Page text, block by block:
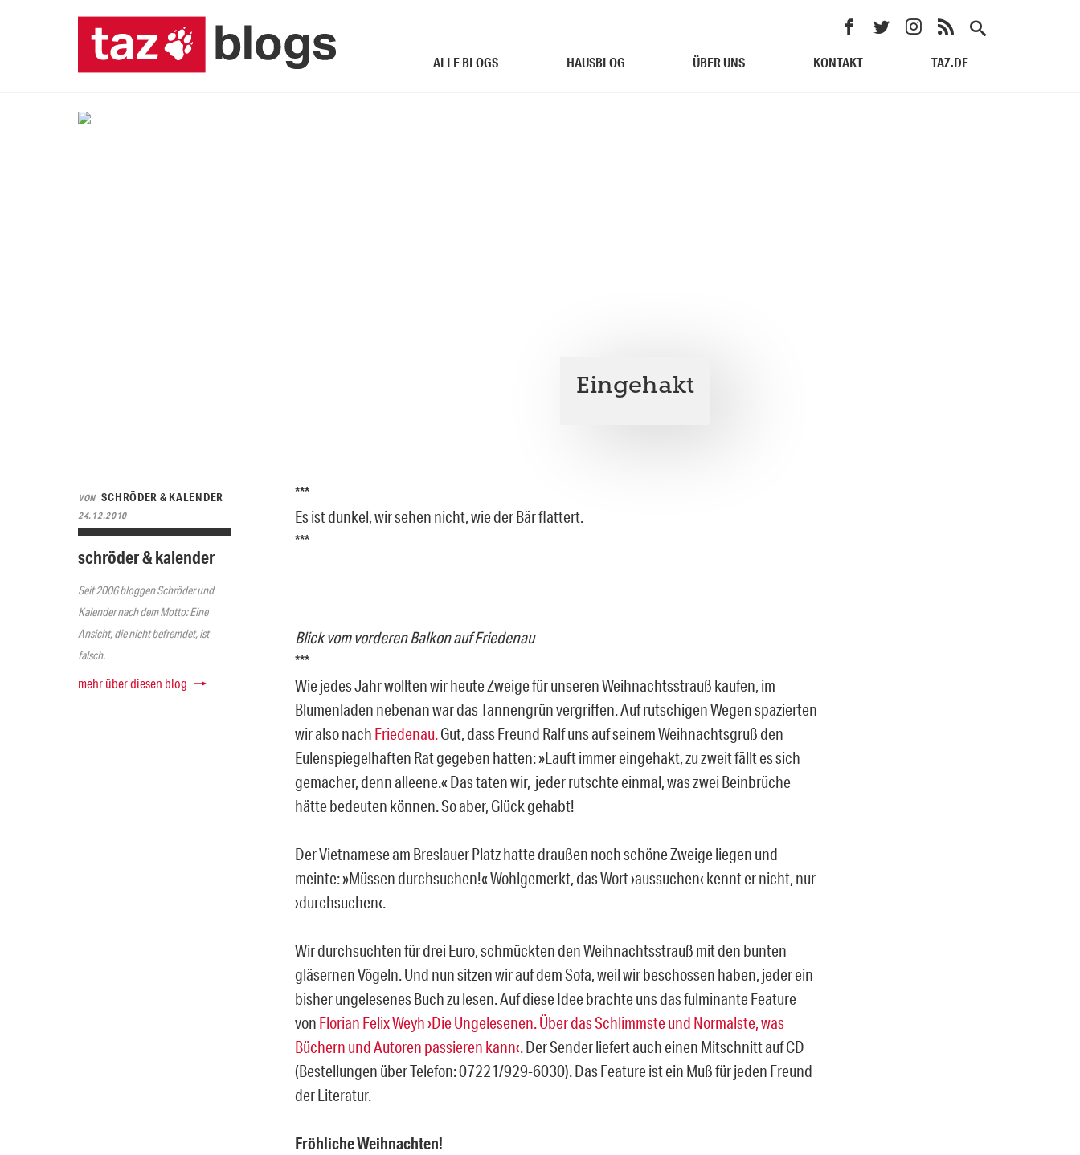
ALLE BLOGS HAUSBLOG ÜBER UNS KONTAKT TAZ.DE
Eingehakt
VON SCHRÖDER & KALENDER
24.12.2010
schröder & kalender
Seit 2006 bloggen Schröder und
Kalender nach dem Motto: Eine
Ansicht, die nicht befremdet, ist
falsch.
mehr über diesen blog
***
Es ist dunkel, wir sehen nicht, wie der Bär flattert.
***
Blick vom vorderen Balkon auf Friedenau
***
Wie jedes Jahr wollten wir heute Zweige für unseren Weihnachtsstrauß kaufen, im
Blumenladen nebenan war das Tannengrün vergriffen. Auf rutschigen Wegen spazierten
wir also nach Friedenau.Gut, dass Freund Ralf uns auf seinem Weihnachtsgruß den
Eulenspiegelhaften Rat gegeben hatten: »Lauft immer eingehakt, zu zweit fällt es sich
gemacher, denn alleene.« Das taten wir, jeder rutschte einmal, was zwei Beinbrüche
hätte bedeuten können. So aber, Glück gehabt!
Der Vietnamese am Breslauer Platz hatte draußen noch schöne Zweige liegen und
meinte: »Müssen durchsuchen!« Wohlgemerkt, das Wort ›aussuchen‹ kennt er nicht, nur
›durchsuchen‹.
Wir durchsuchten für drei Euro, schmückten den Weihnachtsstrauß mit den bunten
gläsernen Vögeln. Und nun sitzen wir auf dem Sofa, weil wir beschossen haben, jeder ein
bisher ungelesenes Buch zu lesen. Auf diese Idee brachte uns das fulminante Feature
von Florian Felix Weyh›Die Ungelesenen. Über das Schlimmste und Normalste, was
Büchern und Autoren passieren kann‹.Der Sender liefert auch einen Mitschnitt auf CD
(Bestellungen über Telefon: 07221/929-6030). Das Feature ist ein Muß für jeden Freund
der Literatur.
Fröhliche Weihnachten!